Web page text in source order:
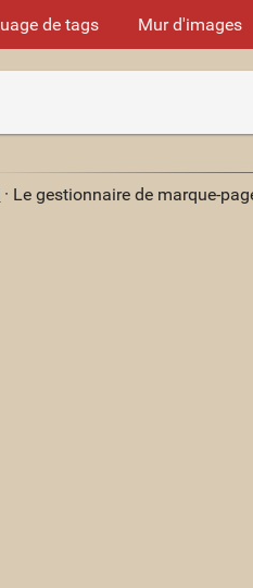
de tags Mur d'images
· Le gestionnaire de marque-